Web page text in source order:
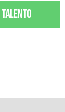
talento